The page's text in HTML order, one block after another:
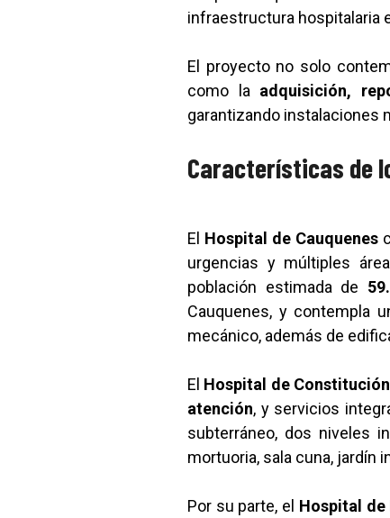
infraestructura hospitalaria
El proyecto no solo
como la adquisición,
garantizando instalaciones
Características de
El Hospital de Cauquenes
urgencias y múltiples
población estimada de
Cauquenes, y contempla
mecánico, además de
El Hospital de Constitución
atención, y servicios
subterráneo, dos niveles
mortuoria, sala cuna, jardín
Por su parte, el Hospital de